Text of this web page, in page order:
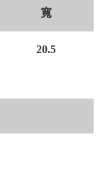
寬
20.5